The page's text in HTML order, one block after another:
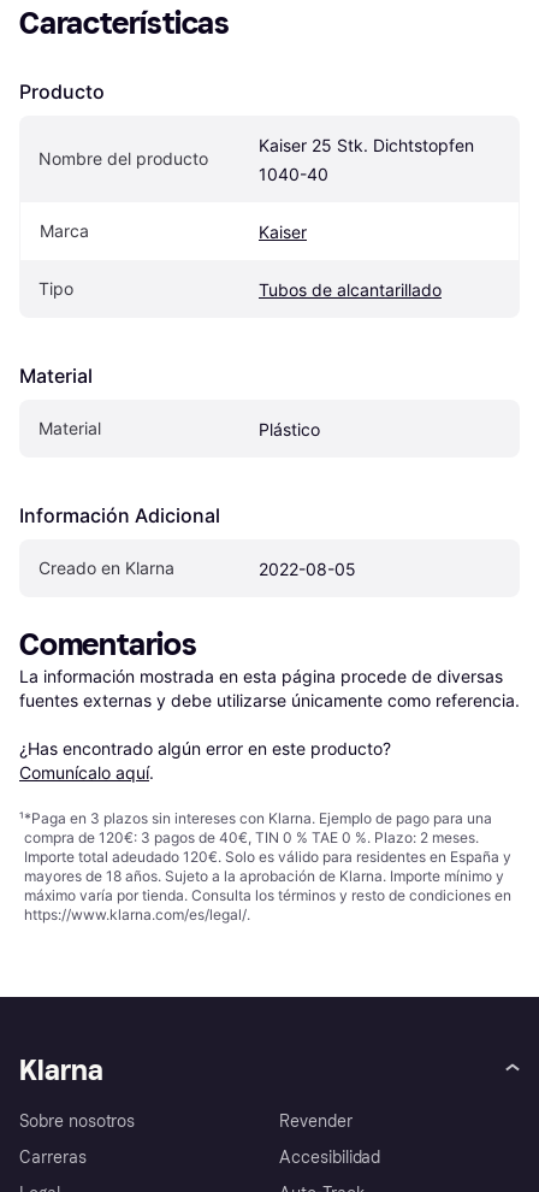
Características
Producto
Nombre del producto
Kaiser 25 Stk. Dichtstopfen
1040-40
Marca Kaiser
Tipo Tubos de alcantarillado
Material
Material Plástico
Información Adicional
Creado en Klarna 2022-08-05
Comentarios
La información mostrada en esta página procede de diversas
fuentes externas y debe utilizarse únicamente como referencia.
¿Has encontrado algún error en este producto?
Comunícalo aquí.
¹*Paga en 3 plazos sin intereses con Klarna. Ejemplo de pago para una
compra de 120€: 3 pagos de 40€, TIN 0 % TAE 0 %. Plazo: 2 meses.
Importe total adeudado 120€. Solo es válido para residentes en España y
mayores de 18 años. Sujeto a la aprobación de Klarna. Importe mínimo y
máximo varía por tienda. Consulta los términos y resto de condiciones en
https://www.klarna.com/es/legal/.
Klarna
Sobre nosotros
Carreras
Revender
Accesibilidad